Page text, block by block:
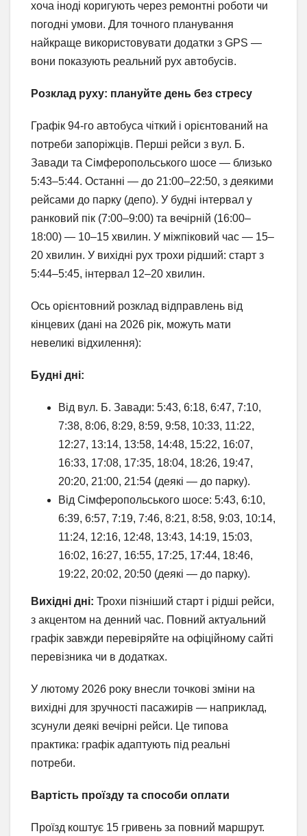
хоча іноді коригують через ремонтні роботи чи
погодні умови. Для точного планування
найкраще використовувати додатки з GPS —
вони показують реальний рух автобусів.
Розклад руху: плануйте день без стресу
Графік 94-го автобуса чіткий і орієнтований на
потреби запоріжців. Перші рейси з вул. Б.
Завади та Сімферопольського шосе — близько
5:43–5:44. Останні — до 21:00–22:50, з деякими
рейсами до парку (депо). У будні інтервал у
ранковий пік (7:00–9:00) та вечірній (16:00–
18:00) — 10–15 хвилин. У міжпіковий час — 15–
20 хвилин. У вихідні рух трохи рідший: старт з
5:44–5:45, інтервал 12–20 хвилин.
Ось орієнтовний розклад відправлень від
кінцевих (дані на 2026 рік, можуть мати
невеликі відхилення):
Будні дні:
Від вул. Б. Завади: 5:43, 6:18, 6:47, 7:10,
7:38, 8:06, 8:29, 8:59, 9:58, 10:33, 11:22,
12:27, 13:14, 13:58, 14:48, 15:22, 16:07,
16:33, 17:08, 17:35, 18:04, 18:26, 19:47,
20:20, 21:00, 21:54 (деякі — до парку).
Від Сімферопольського шосе: 5:43, 6:10,
6:39, 6:57, 7:19, 7:46, 8:21, 8:58, 9:03, 10:14,
11:24, 12:16, 12:48, 13:43, 14:19, 15:03,
16:02, 16:27, 16:55, 17:25, 17:44, 18:46,
19:22, 20:02, 20:50 (деякі — до парку).
Вихідні дні: Трохи пізніший старт і рідші рейси,
з акцентом на денний час. Повний актуальний
графік завжди перевіряйте на офіційному сайті
перевізника чи в додатках.
У лютому 2026 року внесли точкові зміни на
вихідні для зручності пасажирів — наприклад,
зсунули деякі вечірні рейси. Це типова
практика: графік адаптують під реальні
потреби.
Вартість проїзду та способи оплати
Проїзд коштує 15 гривень за повний маршрут.